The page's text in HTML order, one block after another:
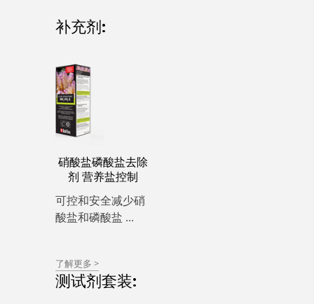
补充剂:
硝酸盐磷酸盐去除
剂 营养盐控制
可控和安全减少硝
酸盐和磷酸盐 ...
了解更多 >
测试剂套装: